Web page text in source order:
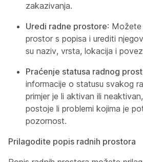
zakazivanja.
Uredi radne prostore:
prostor s popisa i urediti
su naziv, vrsta, lokacija i
Praćenje statusa radnog
informacije o statusu svakog
primjer je li aktivan ili
postoje li problemi kojima je
pozornost.
Prilagodite popis radnih prostora